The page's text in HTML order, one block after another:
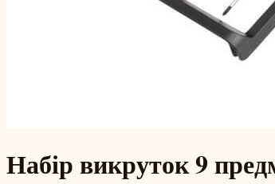
Набір викруток 9